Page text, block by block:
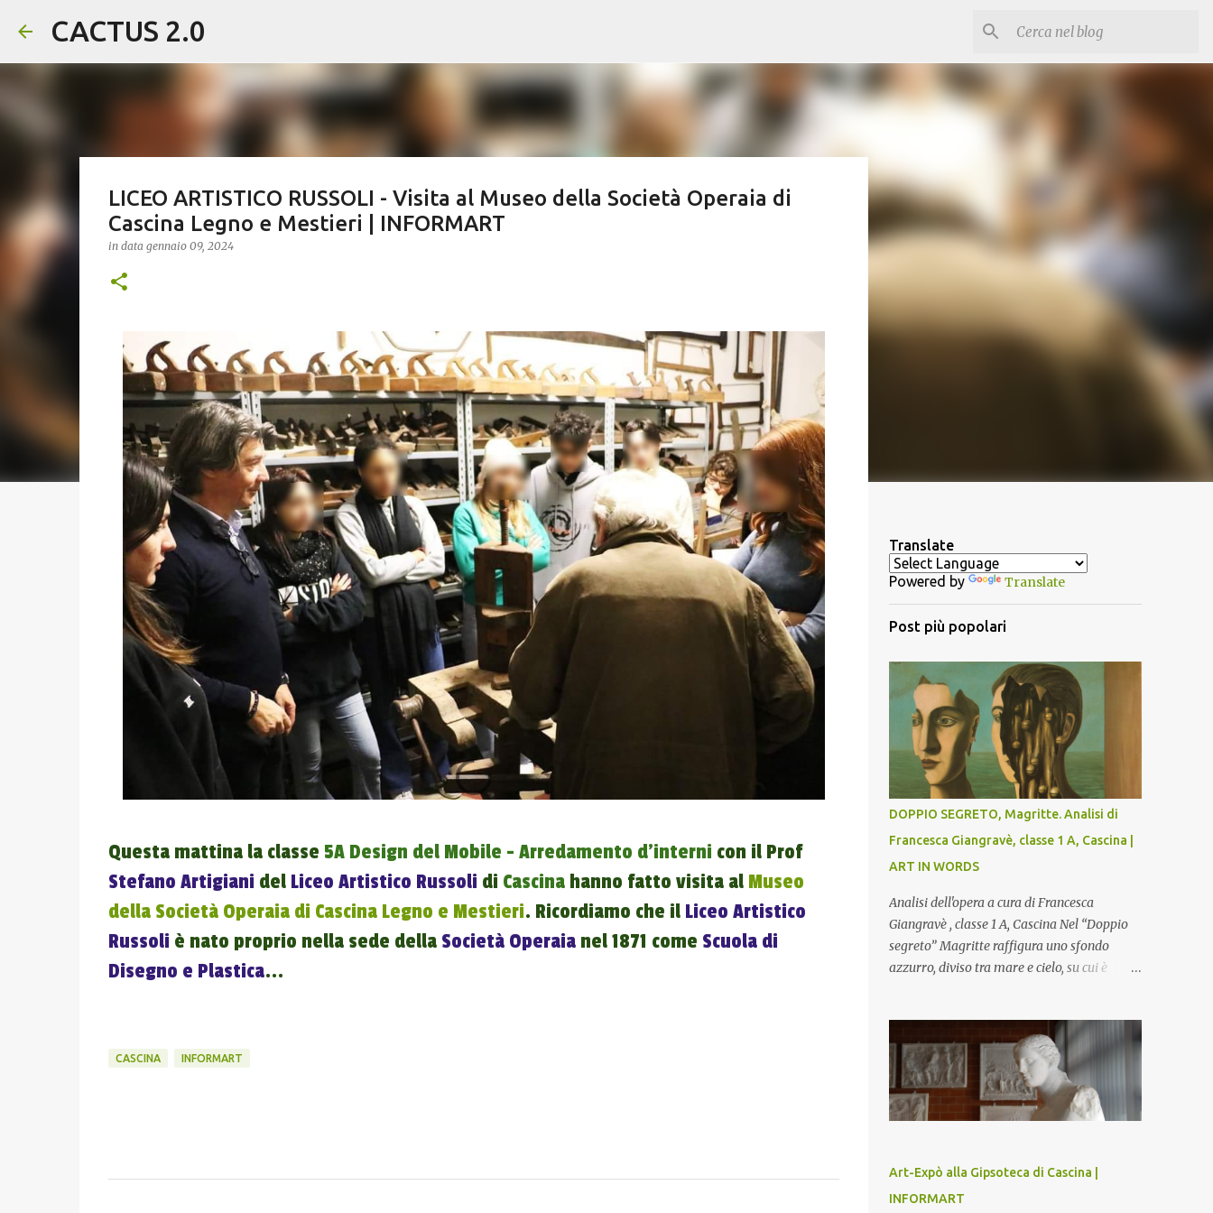
CACTUS 2.0
LICEO ARTISTICO RUSSOLI - Visita al Museo della Società Operaia di
Cascina Legno e Mestieri | INFORMART
in data gennaio 09, 2024
Questa mattina la classe 5A Design del Mobile - Arredamento d'interni con il Prof
Stefano Artigiani del Liceo Artistico Russoli di Cascinahanno fatto visita al Museo
della Società Operaia di Cascina Legno e Mestieri. Ricordiamo che il Liceo Artistico
Russoli è nato proprio nella sede dellaSocietà Operaianel 1871 come Scuola di
Disegno e Plastica...
CASCINA INFORMART
Translate
Powered by Translate
Post più popolari
DOPPIO SEGRETO, Magritte. Analisi di
Francesca Giangravè, classe 1 A, Cascina |
ART IN WORDS
Analisi dell'opera a cura di Francesca
Giangravè , classe 1 A, Cascina Nel “Doppio
segreto” Magritte raffigura uno sfondo
azzurro, diviso tra mare e cielo, su cui è
testa è quasi uno strappo o un taglio, scopre
sulla destra l’interno del corpo: non organi
umani, ma una materia metallica, fatta di
cilindri e sfere, un motivo che Magritte
propone frequentemente nelle sue opere,
minaccioso, come se si trattasse di un
qualcosa di malinconico, sia per il colore che
per la consistenza del materiale. L’enigma
Art-Expò alla Gipsoteca di Cascina |
INFORMART